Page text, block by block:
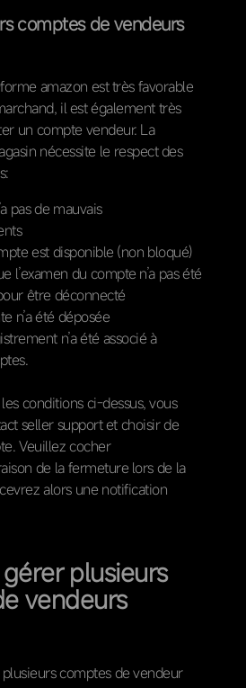
comptes de vendeurs
amazon est très favorable
il est également très
un compte vendeur. La
nécessite le respect des
pas de mauvais
est disponible (non bloqué)
l’examen du compte n’a pas été
être déconnecté
n’a été déposée
n’a été associé à
conditions ci-dessus, vous
seller support et choisir de
Veuillez cocher
de la fermeture lors de la
alors une notification
plusieurs
vendeurs
comptes de vendeur